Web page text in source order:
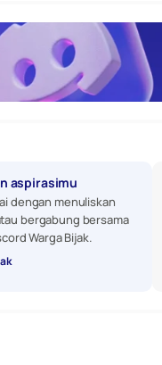
aspirasimu
dengan menuliskan
bergabung bersama
Warga Bijak.